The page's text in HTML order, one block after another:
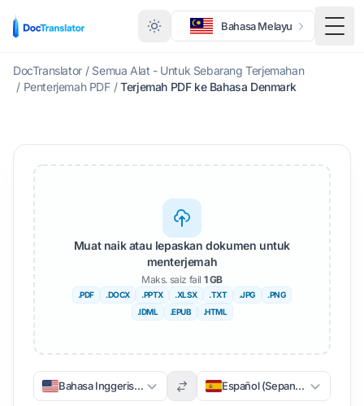
Bahasa Melayu
DocTranslator / Semua Alat - Untuk Sebarang Terjemahan
/ Penterjemah PDF / Terjemah PDF ke Bahasa Denmark
Muat naik atau lepaskan dokumen untuk
menterjemah
Maks. saiz fail 1 GB
.PDF .DOCX .PPTX .XLSX .TXT .JPG
.PNG
.IDML
.EPUB .HTML
Bahasa Inggeris (Bahasa Inggeris) Español (Sepanyol)